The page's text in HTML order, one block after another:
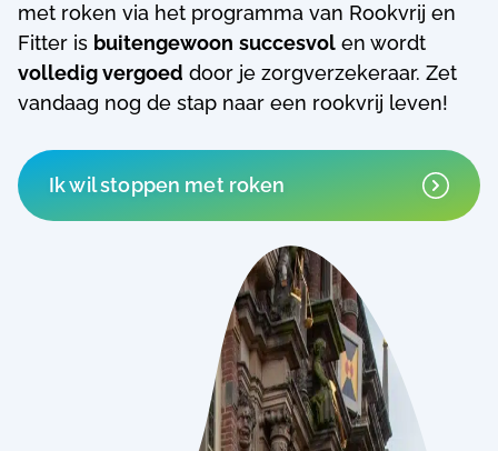
met roken via het programma van Rookvrij en
Fitter is buitengewoon succesvol en wordt
volledig vergoed door je zorgverzekeraar. Zet
vandaag nog de stap naar een rookvrij leven!
Ik wil stoppen met roken